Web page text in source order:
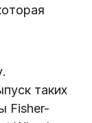
таких
Fisher-